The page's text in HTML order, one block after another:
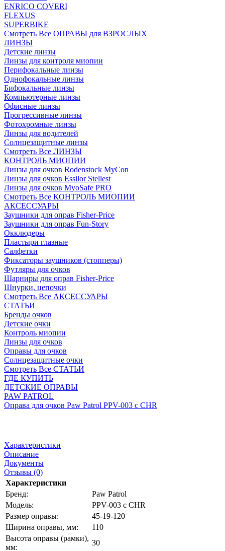
ENRICO COVERI
FLEXUS
SUPERBIKE
Смотреть Все ОПРАВЫ для ВЗРОСЛЫХ
ЛИНЗЫ
Детские линзы
Линзы для контроля миопии
Перифокальные линзы
Однофокальные линзы
Бифокальные линзы
Компьютерные линзы
Офисные линзы
Прогрессивные линзы
Фотохромные линзы
Линзы для водителей
Солнцезащитные линзы
Смотреть Все ЛИНЗЫ
КОНТРОЛЬ МИОПИИ
Линзы для очков Rodenstock MyCon
Линзы для очков Essilor Stellest
Линзы для очков MyoSafe PRO
Смотреть Все КОНТРОЛЬ МИОПИИ
АКСЕССУАРЫ
Заушники для оправ Fisher-Price
Заушники для оправ Fun-Story
Окклюдеры
Пластыри глазные
Салфетки
Фиксаторы заушников (стопперы)
Футляры для очков
Шарниры для оправ Fisher-Price
Шнурки, цепочки
Смотреть Все АКСЕССУАРЫ
СТАТЬИ
Бренды очков
Детские очки
Контроль миопии
Линзы для очков
Оправы для очков
Солнцезащитные очки
Смотреть Все СТАТЬИ
ГДЕ КУПИТЬ
ДЕТСКИЕ ОПРАВЫ
PAW PATROL
Оправа для очков Paw Patrol PPV-003 c CHR
Характеристики
Описание
Документы
Отзывы (0)
Характеристики
Бренд:
Paw Patrol
Модель:
PPV-003 c CHR
Размер оправы:
45-19-120
Ширина оправы, мм:
110
Высота оправы (рамки),
мм:
30